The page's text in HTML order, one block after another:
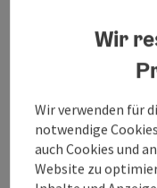
Enknach und am
Weiter auf
dem Baumlehrpfad
wieder zurück zur
Wählen Sie aus 8
Wir
Wir verwenden für
notwendige
auch Cookies und
Website zu